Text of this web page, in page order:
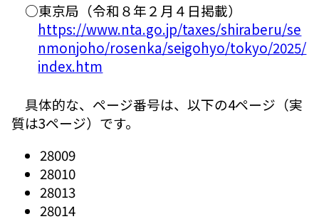
○東京局（令和８年２月４日掲載）
https://www.nta.go.jp/taxes/shiraberu/se
nmonjoho/rosenka/seigohyo/tokyo/2025/
index.htm
具体的な、ページ番号は、以下の4ページ（実
質は3ページ）です。
28009
28010
28013
28014